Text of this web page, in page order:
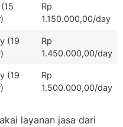
Rp
1.150.000,00/day
(19
Rp
1.450.000,00/day
(19
Rp
1.500.000,00/day
layanan jasa dari